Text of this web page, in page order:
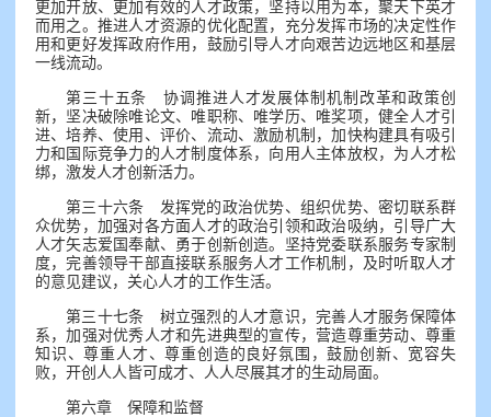
更加开放、更加有效的人才政策，坚持以用为本，聚天下英才
而用之。推进人才资源的优化配置，充分发挥市场的决定性作
用和更好发挥政府作用，鼓励引导人才向艰苦边远地区和基层
一线流动。
第三十五条 协调推进人才发展体制机制改革和政策创
新，坚决破除唯论文、唯职称、唯学历、唯奖项，健全人才引
进、培养、使用、评价、流动、激励机制，加快构建具有吸引
力和国际竞争力的人才制度体系，向用人主体放权，为人才松
绑，激发人才创新活力。
第三十六条 发挥党的政治优势、组织优势、密切联系群
众优势，加强对各方面人才的政治引领和政治吸纳，引导广大
人才矢志爱国奉献、勇于创新创造。坚持党委联系服务专家制
度，完善领导干部直接联系服务人才工作机制，及时听取人才
的意见建议，关心人才的工作生活。
第三十七条 树立强烈的人才意识，完善人才服务保障体
系，加强对优秀人才和先进典型的宣传，营造尊重劳动、尊重
知识、尊重人才、尊重创造的良好氛围，鼓励创新、宽容失
败，开创人人皆可成才、人人尽展其才的生动局面。
第六章 保障和监督